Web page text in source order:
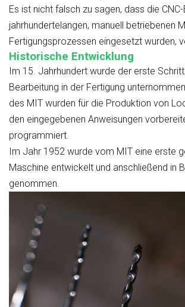
Es ist nicht falsch zu sagen, dass die
jahrhundertelangen, manuell betriebenen
Fertigungsprozessen eingesetzt wurden,
Historische Entwicklung
Im 15. Jahrhundert wurde der erste
Bearbeitung in der Fertigung
des MIT wurden für die Produktion von
den eingegebenen Anweisungen
programmiert.
Im Jahr 1952 wurde vom MIT eine erste
Maschine entwickelt und anschließend in
genommen.